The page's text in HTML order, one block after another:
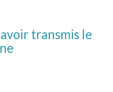
transmis le